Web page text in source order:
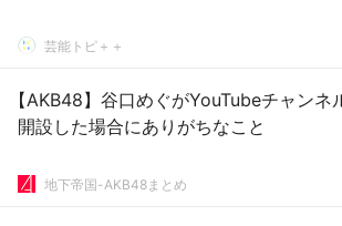
芸能トピ＋＋
【AKB48】谷口めぐがYouTubeチャンネ
開設した場合にありがちなこと
地下帝国-AKB48まとめ